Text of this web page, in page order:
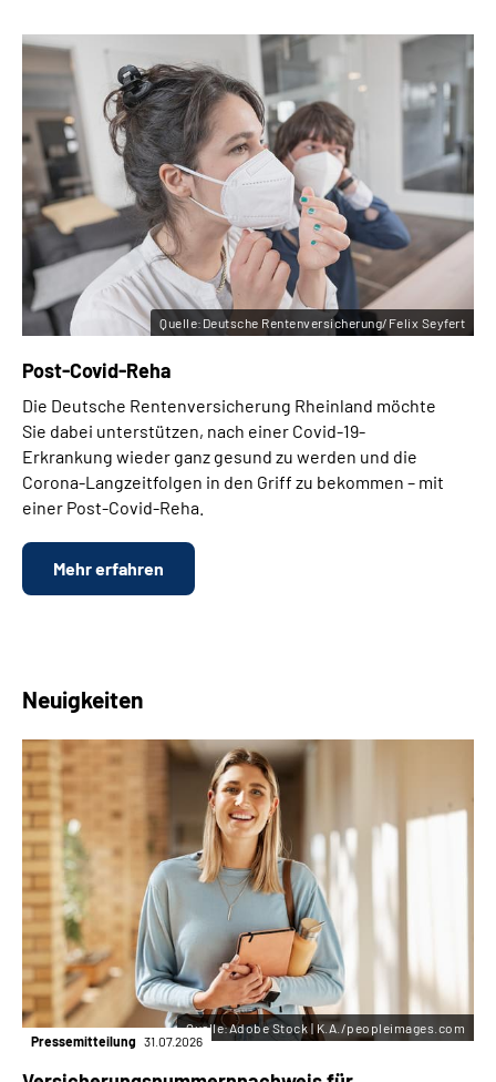
Post-Covid-Reha
Die Deutsche Rentenversicherung Rheinland möchte
Sie dabei unterstützen, nach einer Covid-19-
Erkrankung wieder ganz gesund zu werden und die
Corona-Langzeitfolgen in den Griff zu bekommen – mit
einer Post-Covid-Reha.
Mehr erfahren
Quelle:Deutsche Rentenversicherung/Felix Seyfert
Neuigkeiten
Pressemitteilung 31.07.2026
Quelle:Adobe Stock | K.A./peopleimages.com